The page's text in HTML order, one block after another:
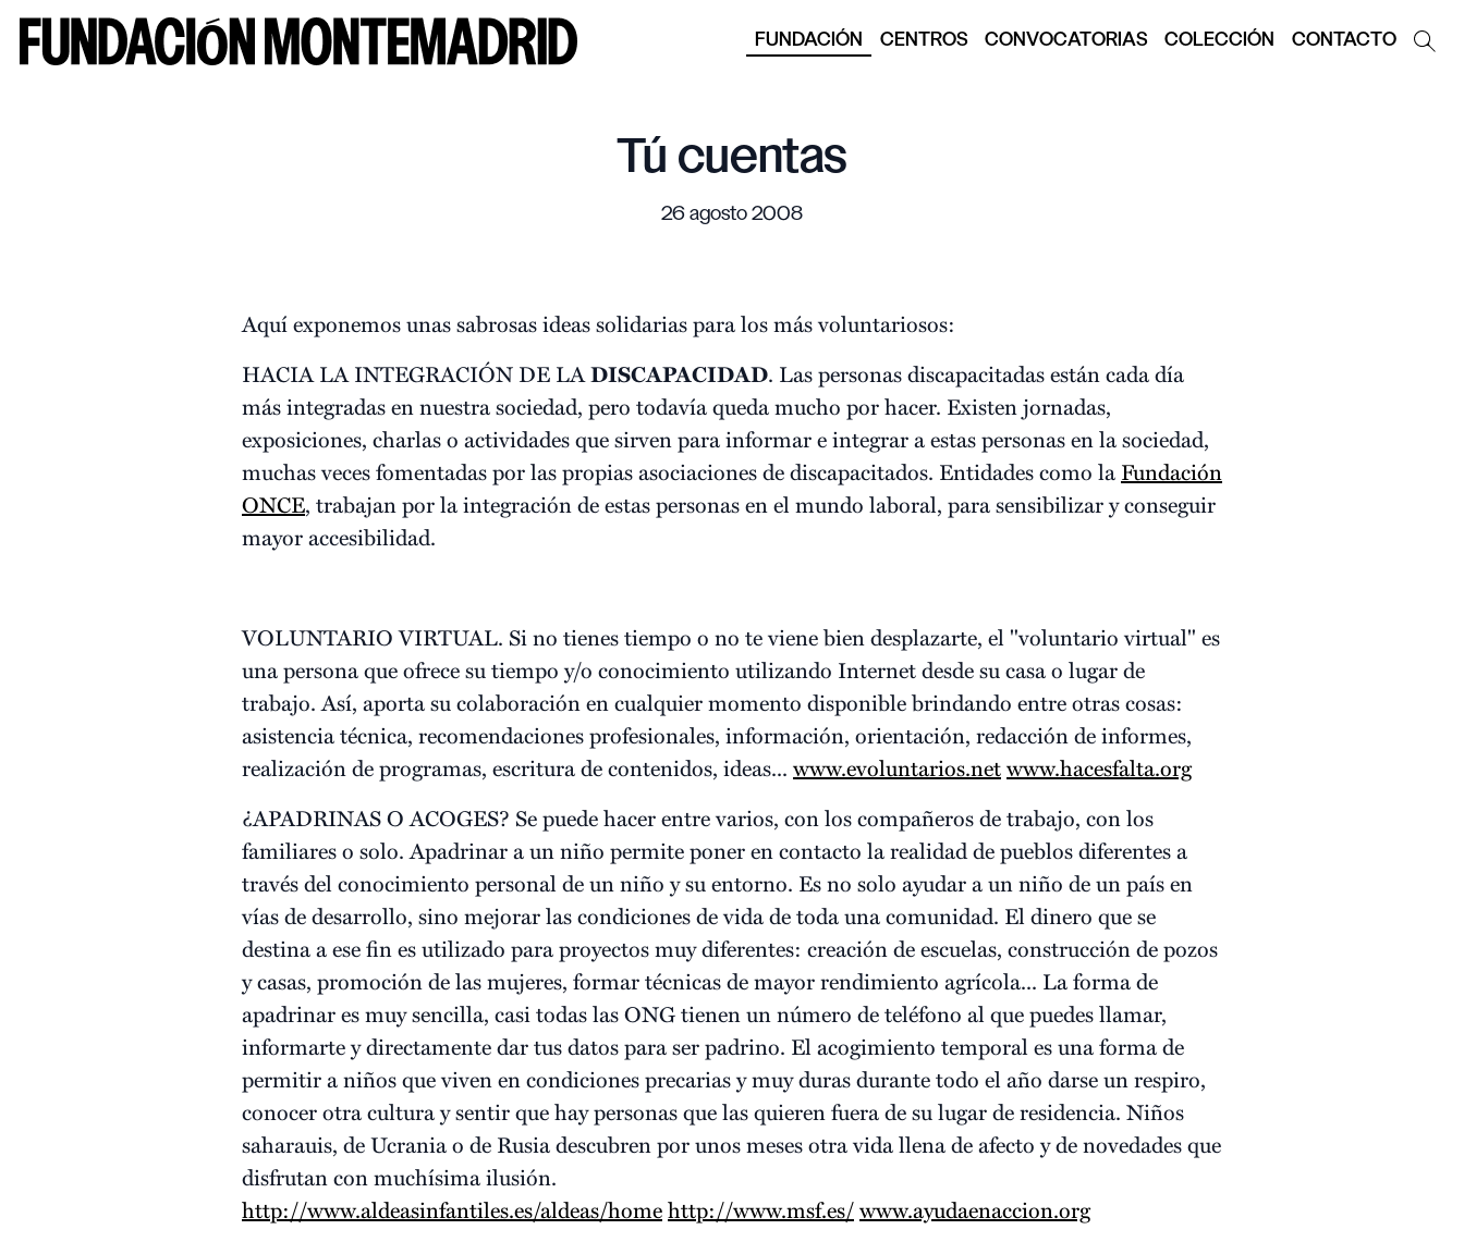
FUNDACIÓN CENTROS CONVOCATORIAS COLECCIÓN CONTACTO
Tú cuentas
26 agosto 2008
Aquí exponemos unas sabrosas ideas solidarias para los más voluntariosos:
HACIA LA INTEGRACIÓN DE LADISCAPACIDAD. Las personas discapacitadas están cada día
más integradas en nuestra sociedad, pero todavía queda mucho por hacer. Existen jornadas,
exposiciones, charlas o actividades que sirven para informar e integrar a estas personas en la sociedad,
muchas veces fomentadas por las propias asociaciones de discapacitados. Entidades como la Fundación
ONCE, trabajan por la integración de estas personas en el mundo laboral, para sensibilizar y conseguir
mayor accesibilidad.
VOLUNTARIO VIRTUAL. Si no tienes tiempo o no te viene bien desplazarte, el "voluntario virtual" es
una persona que ofrece su tiempo y/o conocimiento utilizando Internet desde su casa o lugar de
trabajo. Así, aporta su colaboración en cualquier momento disponible brindando entre otras cosas:
asistencia técnica, recomendaciones profesionales, información, orientación, redacción de informes,
realización de programas, escritura de contenidos, ideas... www.evoluntarios.netwww.hacesfalta.org
¿APADRINAS O ACOGES? Se puede hacer entre varios, con los compañeros de trabajo, con los
familiares o solo. Apadrinar a un niño permite poner en contacto la realidad de pueblos diferentes a
través del conocimiento personal de un niño y su entorno. Es no solo ayudar a un niño de un país en
vías de desarrollo, sino mejorar las condiciones de vida de toda una comunidad. El dinero que se
destina a ese fin es utilizado para proyectos muy diferentes: creación de escuelas, construcción de pozos
y casas, promoción de las mujeres, formar técnicas de mayor rendimiento agrícola... La forma de
apadrinar es muy sencilla, casi todas las ONG tienen un número de teléfono al que puedes llamar,
informarte y directamente dar tus datos para ser padrino. El acogimiento temporal es una forma de
permitir a niños que viven en condiciones precarias y muy duras durante todo el año darse un respiro,
conocer otra cultura y sentir que hay personas que las quieren fuera de su lugar de residencia. Niños
saharauis, de Ucrania o de Rusia descubren por unos meses otra vida llena de afecto y de novedades que
disfrutan con muchísima ilusión.
http://www.aldeasinfantiles.es/aldeas/homehttp://www.msf.es/www.ayudaenaccion.org